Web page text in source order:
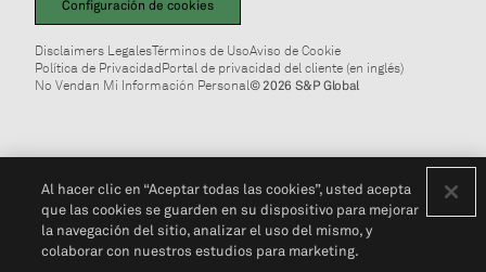
Configuración de cookies
Disclaimers LegalesTérminos de UsoAviso de Cookie
Política de PrivacidadPortal de privacidad del cliente (en inglés)
No Vendan Mi Información Personal© 2026 S&P Global
Al hacer clic en “Aceptar todas las cookies”, usted acepta
que las cookies se guarden en su dispositivo para mejorar
la navegación del sitio, analizar el uso del mismo, y
colaborar con nuestros estudios para marketing.